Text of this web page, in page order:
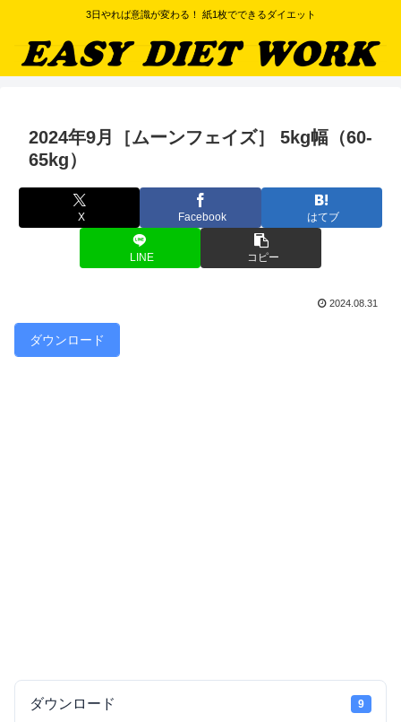
3日やれば意識が変わる！ 紙1枚でできるダイエット
2024年9月［ムーンフェイズ］ 5kg幅（60-
65kg）
X Facebook はてブ
LINE コピー
2024.08.31
ダウンロード
ダウンロード 9